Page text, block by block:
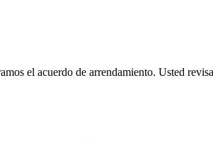
el acuerdo de arrendamiento. Usted